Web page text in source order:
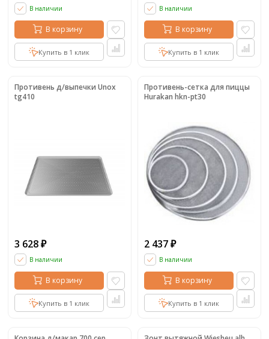
В наличии
В корзину
Купить в 1 клик
В наличии
В корзину
Купить в 1 клик
Противень д/выпечки Unox
tg410
3 628 ₽
В наличии
В корзину
Купить в 1 клик
Противень-сетка для пиццы
Hurakan hkn-pt30
2 437 ₽
В наличии
В корзину
Купить в 1 клик